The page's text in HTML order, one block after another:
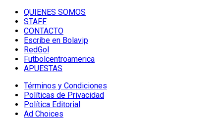
QUIENES SOMOS
STAFF
CONTACTO
Escribe en Bolavip
RedGol
Futbolcentroamerica
APUESTAS
Términos y Condiciones
Políticas de Privacidad
Política Editorial
Ad Choices